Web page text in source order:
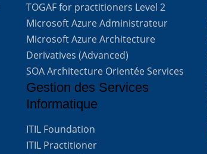
TOGAF for practitioners Level 2
Microsoft Azure Administrateur
Microsoft Azure Architecture
Derivatives (Advanced)
SOA Architecture Orientée Services
Gestion des Services
Informatique
ITIL Foundation
ITIL Practitioner